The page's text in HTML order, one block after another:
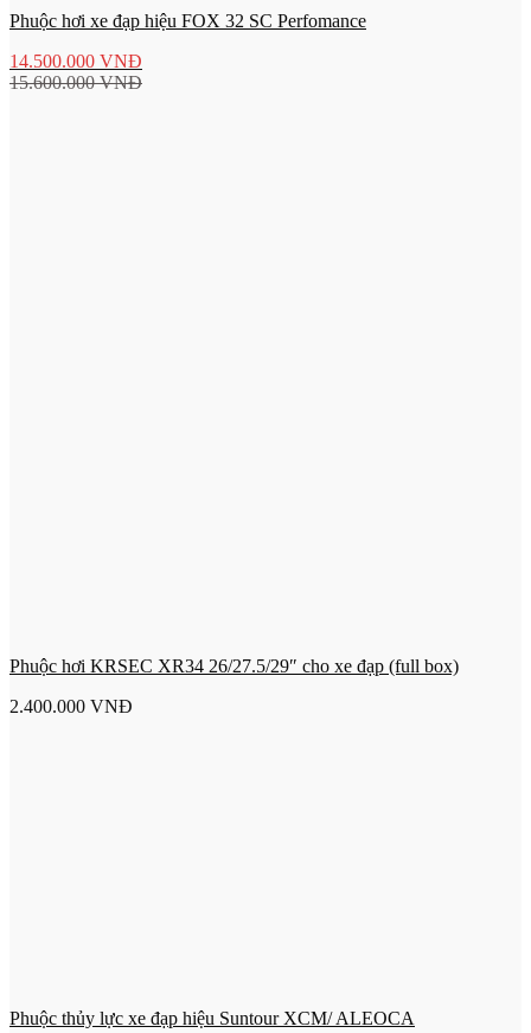
Phuộc hơi xe đạp hiệu FOX 32 SC Perfomance
14.500.000 VNĐ
15.600.000VNĐ
Phuộc hơi KRSEC XR34 26/27.5/29″ cho xe đạp (full box)
2.400.000 VNĐ
Phuộc thủy lực xe đạp hiệu Suntour XCM/ ALEOCA